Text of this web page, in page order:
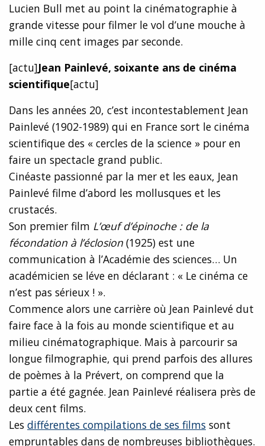
Lucien Bull met au point la cinématographie à
grande vitesse pour filmer le vol d’une mouche à
mille cinq cent images par seconde.
[actu]Jean Painlevé, soixante ans de cinéma
scientifique[actu]
Dans les années 20, c’est incontestablement Jean
Painlevé (1902-1989) qui en France sort le cinéma
scientifique des « cercles de la science » pour en
faire un spectacle grand public.
Cinéaste passionné par la mer et les eaux, Jean
Painlevé filme d’abord les mollusques et les
crustacés.
Son premier film L’œuf d’épinoche : de la
fécondation à l’éclosion (1925) est une
communication à l’Académie des sciences… Un
académicien se léve en déclarant : « Le cinéma ce
n’est pas sérieux ! ».
Commence alors une carrière où Jean Painlevé dut
faire face à la fois au monde scientifique et au
milieu cinématographique. Mais à parcourir sa
longue filmographie, qui prend parfois des allures
de poèmes à la Prévert, on comprend que la
partie a été gagnée. Jean Painlevé réalisera près de
deux cent films.
Les différentes compilations de ses films sont
empruntables dans de nombreuses bibliothèques.